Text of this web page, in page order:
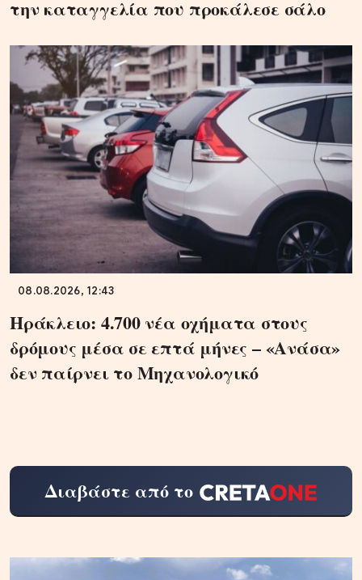
την καταγγελία που προκάλεσε σάλο
08.08.2026, 12:43
Ηράκλειο: 4.700 νέα οχήματα στους
δρόμους μέσα σε επτά μήνες – «Ανάσα»
δεν παίρνει το Μηχανολογικό
Διαβάστε από το